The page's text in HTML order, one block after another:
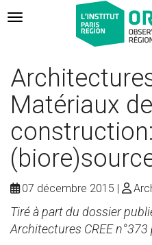
Navigation Toggle
Matériaux de
07 décembre 2015
Tiré à part du dossier
Architectures CREE